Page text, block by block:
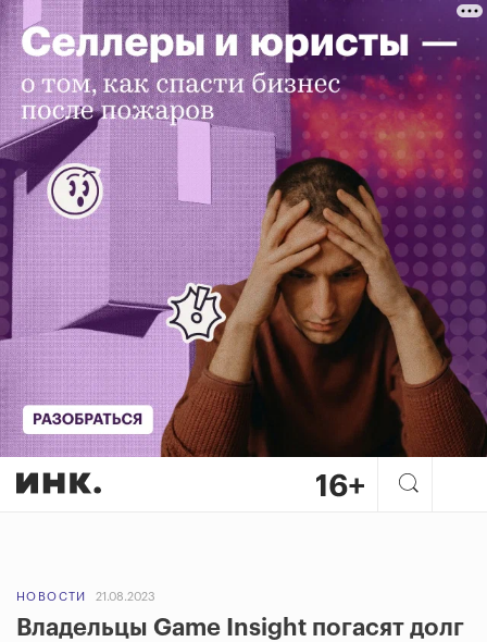
НОВОСТИ 21.08.2023
Владельцы Game Insight погасят долг